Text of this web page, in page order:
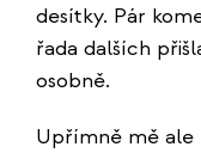
desítky. Pár
řada dalších
osobně.
Upřímně mě ale